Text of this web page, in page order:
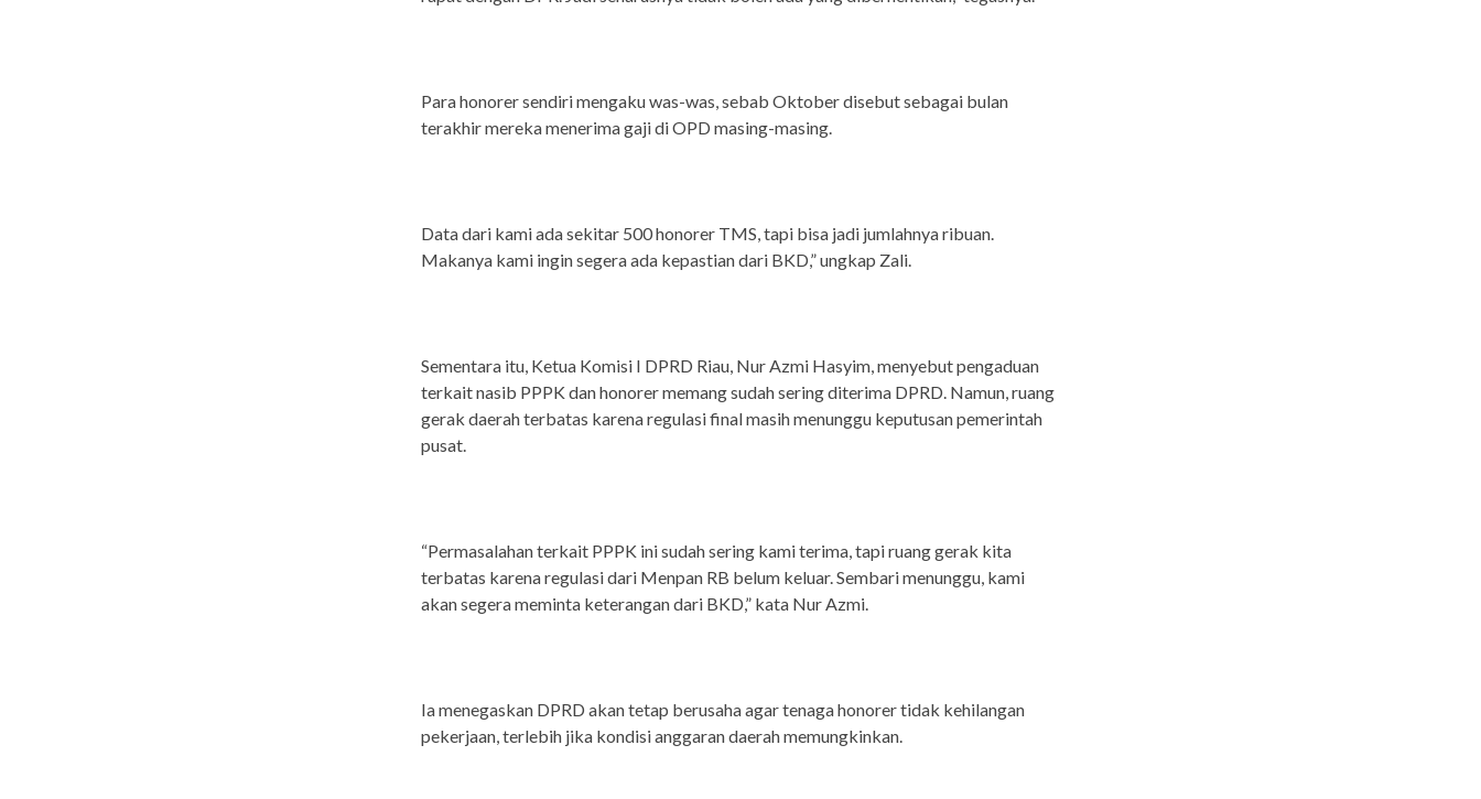
Para honorer sendiri mengaku was-was, sebab Oktober disebut sebagai bulan
terakhir mereka menerima gaji di OPD masing-masing.
Data dari kami ada sekitar 500 honorer TMS, tapi bisa jadi jumlahnya ribuan.
Makanya kami ingin segera ada kepastian dari BKD,” ungkap Zali.
Sementara itu, Ketua Komisi I DPRD Riau, Nur Azmi Hasyim, menyebut pengaduan
terkait nasib PPPK dan honorer memang sudah sering diterima DPRD. Namun, ruang
gerak daerah terbatas karena regulasi final masih menunggu keputusan pemerintah
pusat.
“Permasalahan terkait PPPK ini sudah sering kami terima, tapi ruang gerak kita
terbatas karena regulasi dari Menpan RB belum keluar. Sembari menunggu, kami
akan segera meminta keterangan dari BKD,” kata Nur Azmi.
Ia menegaskan DPRD akan tetap berusaha agar tenaga honorer tidak kehilangan
pekerjaan, terlebih jika kondisi anggaran daerah memungkinkan.